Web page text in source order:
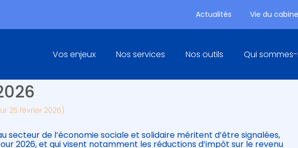
Actualités Vie du
Principal
Vos enjeux Nos services Nos outils Qui
SOCIALE ET SOLIDAIRE : DU
25 février 2026)
secteur de l’économie sociale et solidaire méritent d’être signalées,
2026, et qui visent notamment les réductions d’impôt sur le revenu